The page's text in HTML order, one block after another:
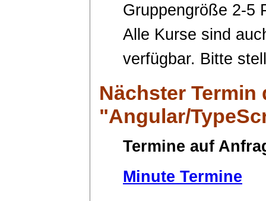
Gruppengröße 2-5
Alle Kurse sind
verfügbar. Bitte
Nächster Termin
"Angular/
Termine auf
Minute Termine